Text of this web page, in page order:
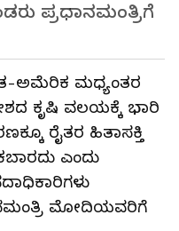
ಪ್ರಧಾನಮಂತ್ರಿಗೆ
ಅಮೆರಿಕ ಮಧ್ಯಂತರ
ಕೃಷಿ ವಲಯಕ್ಕೆ ಭಾರಿ
ರೈತರ ಹಿತಾಸಕ್ತಿ
ಎಂದು
ಮೋದಿಯವರಿಗೆ